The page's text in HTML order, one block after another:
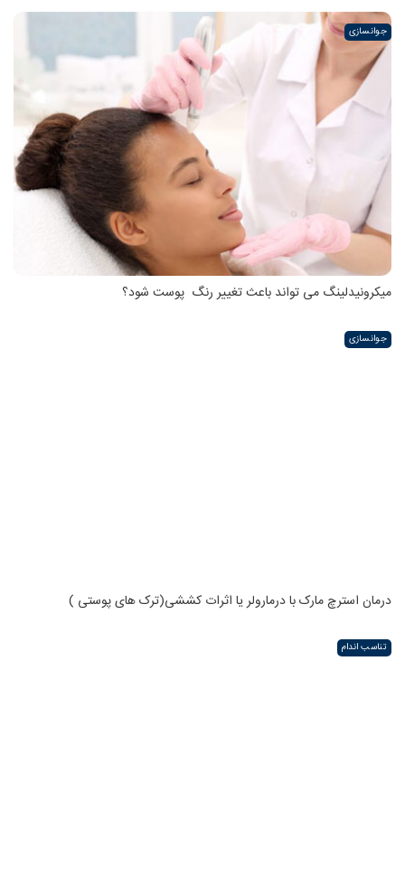
جوانسازی
میکرونیدلینگ می تواند باعث تغییر رنگ ‍ پوست شود؟
جوانسازی
درمان استرچ مارک با درمارولر یا اثرات کششی(ترک های پوستی )
تناسب اندام